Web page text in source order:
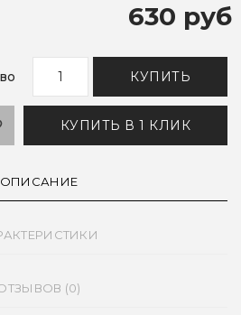
630 руб
КУПИТЬ
КУПИТЬ В 1 КЛИК
ОПИСАНИЕ
(0)